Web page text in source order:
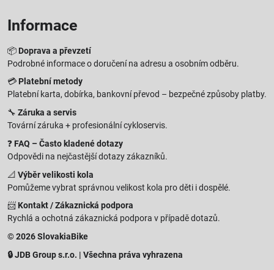
Informace
📦 Doprava a převzetí
Podrobné informace o doručení na adresu a osobním odběru.
💳 Platební metody
Platební karta, dobírka, bankovní převod – bezpečné způsoby platby.
🔧 Záruka a servis
Tovární záruka + profesionální cykloservis.
❓ FAQ – Často kladené dotazy
Odpovědi na nejčastější dotazy zákazníků.
📐 Výběr velikosti kola
Pomůžeme vybrat správnou velikost kola pro děti i dospělé.
📨 Kontakt / Zákaznická podpora
Rychlá a ochotná zákaznická podpora v případě dotazů.
© 2026 SlovakiaBike
🔒 JDB Group s.r.o. | Všechna práva vyhrazena